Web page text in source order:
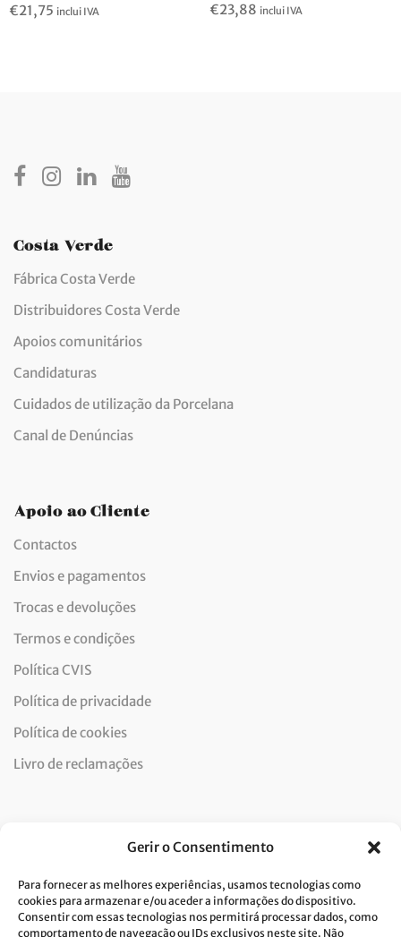
Gerir o Consentimento
Para fornecer as melhores experiências, usamos tecnologias como
cookies para armazenar e/ou aceder a informações do dispositivo.
Consentir com essas tecnologias nos permitirá processar dados, como
comportamento de navegação ou IDs exclusivos neste site. Não
€21,75 inclui IVA €23,88 inclui IVA
Costa Verde
Fábrica Costa Verde
Distribuidores Costa Verde
Apoios comunitários
Candidaturas
Cuidados de utilização da Porcelana
Canal de Denúncias
Apoio ao Cliente
Contactos
Envios e pagamentos
Trocas e devoluções
Termos e condições
Política CVIS
Política de privacidade
Política de cookies
Livro de reclamações
Dou consentimento ao tratamento de dados e aceito a